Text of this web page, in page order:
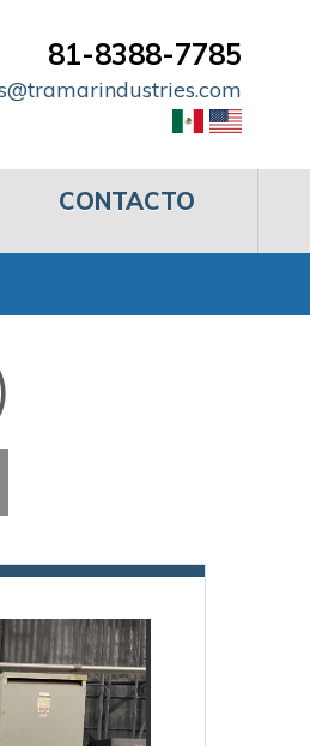
81-8388-7785
CONTACTO